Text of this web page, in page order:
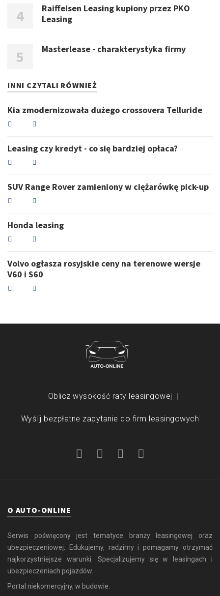
Raiffeisen Leasing kupiony przez PKO
Leasing
Masterlease - charakterystyka firmy
INNI CZYTALI RÓWNIEŻ
Kia zmodernizowała dużego crossovera Telluride
Leasing czy kredyt - co się bardziej opłaca?
SUV Range Rover zamieniony w ciężarówkę pick-up
Honda leasing
Volvo ogłasza rosyjskie ceny na terenowe wersje
V60 i S60
Oblicz wysokość raty leasingowej
Wyślij bezpłatne zapytanie do firm leasingowych
O AUTO-ONLINE
Serwis poświęcony jest tematyce branży leasingowej oraz
ubezpieczeniowej. Edukujemy, radzimy i pomagamy otrzymać
najkorzystniejsze warunki. Specjalizujemy się w leasingach i
ubezpieczeniach pojazdów.
Portal niekomercyjny, w budowie.